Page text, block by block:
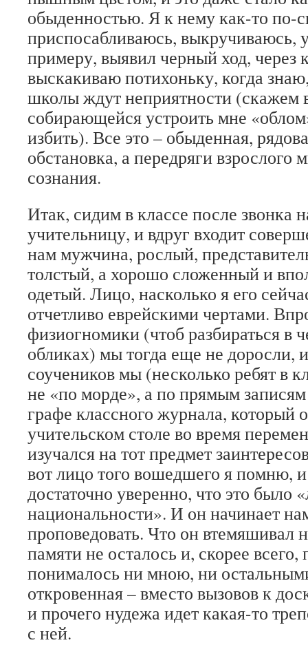
обыденностью. Я к нему как-то по-
приспосабливаюсь,
примеру, выявил черный ход, через
выскакиваю потихоньку, когда
школы ждут неприятности (скажем
собирающейся устроить мне
избить). Все это – обыденная,
обстановка, а передряги взрослого
сознания.
Итак, сидим в классе после звонка
учительницу, и вдруг входит
нам мужчина, рослый,
толстый, а хорошо сложенный и
одетый. Лицо, насколько я его
отчетливо еврейскими чертами.
физиогномики (чтоб разбираться в
обликах) мы тогда еще не доросли,
соучеников мы (несколько ребят в
не «по морде», а по прямым
графе классного журнала, который
учительском столе во время
изучался на тот предмет
вот лицо того вошедшего я помню,
достаточно уверенно, что это было
национальности». И он начинает
проповедовать. Что он втемяшивал
памяти не осталось и, скорее всего,
понималось ни мною, ни
откровенная – вместо вызовов к
и прочего нудежа идет какая-то
с ней.